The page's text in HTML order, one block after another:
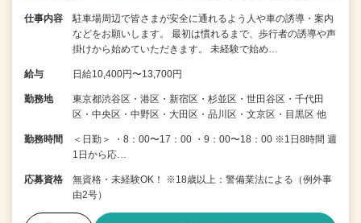
仕事内容
駐車場周辺で皆さまが安全に通れるよう人や車の誘導・案内
などをお願いします。 最初は慣れるまで、歩行者の誘導や声
掛けから始めていただきます。 未経験で始め…
給与 日給10,400円〜13,700円
勤務地
東京都渋谷区・港区・新宿区・杉並区・世田谷区・千代田
区・中央区・中野区・大田区・品川区・文京区・目黒区 他
勤務時間
＜日勤＞ ・8：00〜17：00 ・9：00〜18：00 ※1日8時間 週
1日から応…
応募資格
無資格・未経験OK！ ※18歳以上：警備業法による（例外事
由2号）